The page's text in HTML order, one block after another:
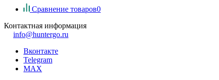
Сравнение товаров0
Контактная информация
info@huntergo.ru
Вконтакте
Telegram
MAX